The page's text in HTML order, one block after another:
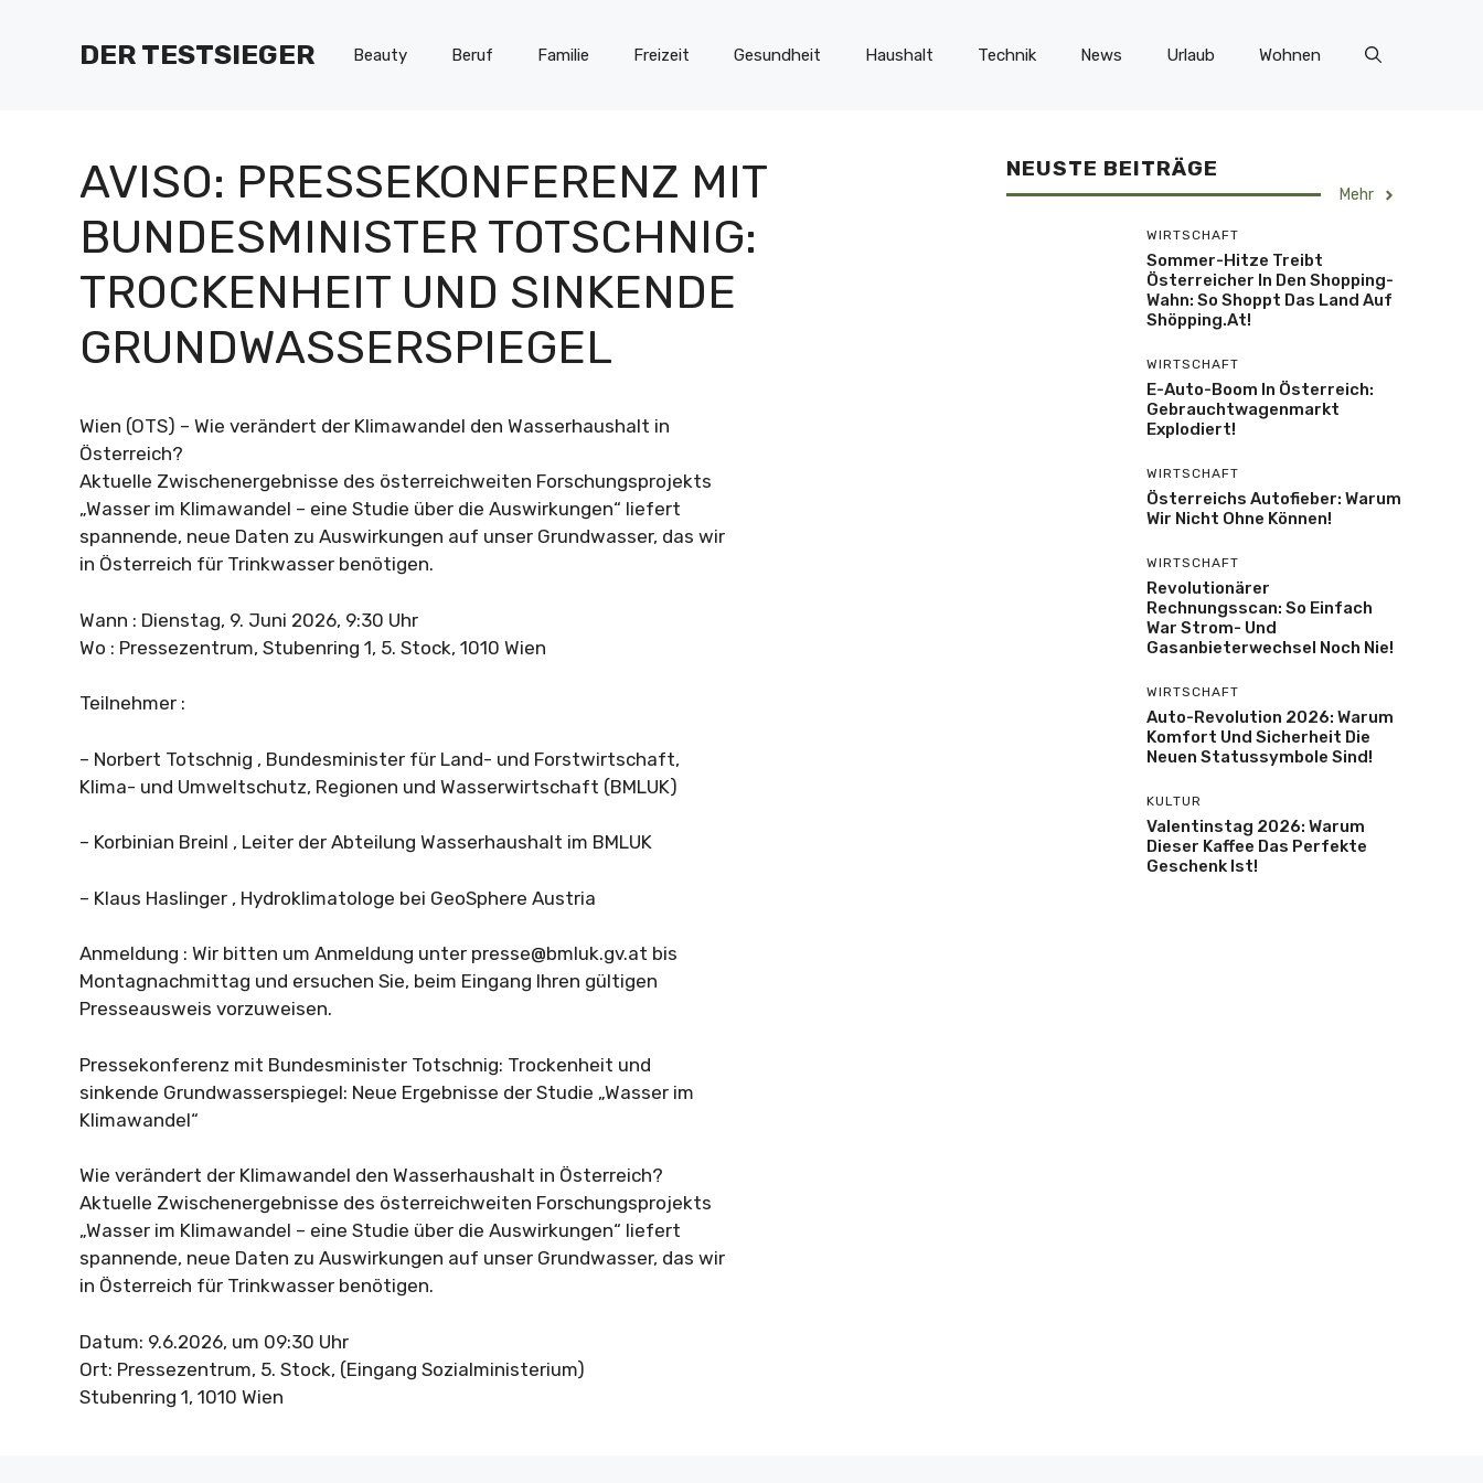
DER TESTSIEGER Beauty Beruf Familie Freizeit Gesundheit Haushalt Technik News Urlaub Wohnen
AVISO: PRESSEKONFERENZ MIT
BUNDESMINISTER TOTSCHNIG:
TROCKENHEIT UND SINKENDE
GRUNDWASSERSPIEGEL
Wien (OTS) – Wie verändert der Klimawandel den Wasserhaushalt in
Österreich?
Aktuelle Zwischenergebnisse des österreichweiten Forschungsprojekts
„Wasser im Klimawandel – eine Studie über die Auswirkungen“ liefert
spannende, neue Daten zu Auswirkungen auf unser Grundwasser, das wir
in Österreich für Trinkwasser benötigen.
Wann : Dienstag, 9. Juni 2026, 9:30 Uhr
Wo : Pressezentrum, Stubenring 1, 5. Stock, 1010 Wien
Teilnehmer :
– Norbert Totschnig , Bundesminister für Land- und Forstwirtschaft,
Klima- und Umweltschutz, Regionen und Wasserwirtschaft (BMLUK)
– Korbinian Breinl , Leiter der Abteilung Wasserhaushalt im BMLUK
– Klaus Haslinger , Hydroklimatologe bei GeoSphere Austria
Anmeldung : Wir bitten um Anmeldung unter presse@bmluk.gv.at bis
Montagnachmittag und ersuchen Sie, beim Eingang Ihren gültigen
Presseausweis vorzuweisen.
Pressekonferenz mit Bundesminister Totschnig: Trockenheit und
sinkende Grundwasserspiegel: Neue Ergebnisse der Studie „Wasser im
Klimawandel“
Wie verändert der Klimawandel den Wasserhaushalt in Österreich?
Aktuelle Zwischenergebnisse des österreichweiten Forschungsprojekts
„Wasser im Klimawandel – eine Studie über die Auswirkungen“ liefert
spannende, neue Daten zu Auswirkungen auf unser Grundwasser, das wir
in Österreich für Trinkwasser benötigen.
Datum: 9.6.2026, um 09:30 Uhr
Ort: Pressezentrum, 5. Stock, (Eingang Sozialministerium)
Stubenring 1, 1010 Wien
NEUSTE BEITRÄGE
Mehr
WIRTSCHAFT
Sommer-Hitze Treibt
Österreicher In Den Shopping-
Wahn: So Shoppt Das Land Auf
Shöpping.at!
WIRTSCHAFT
E-Auto-Boom In Österreich:
Gebrauchtwagenmarkt
Explodiert!
WIRTSCHAFT
Österreichs Autofieber: Warum
Wir Nicht Ohne Können!
WIRTSCHAFT
Revolutionärer
Rechnungsscan: So Einfach
War Strom- Und
Gasanbieterwechsel Noch Nie!
WIRTSCHAFT
Auto-Revolution 2026: Warum
Komfort Und Sicherheit Die
Neuen Statussymbole Sind!
KULTUR
Valentinstag 2026: Warum
Dieser Kaffee Das Perfekte
Geschenk Ist!